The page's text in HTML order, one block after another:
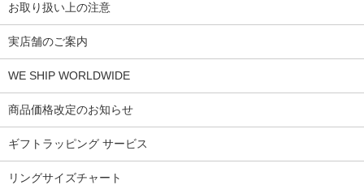
お取り扱い上の注意
実店舗のご案内
WE SHIP WORLDWIDE
商品価格改定のお知らせ
ギフトラッピング サービス
リングサイズチャート